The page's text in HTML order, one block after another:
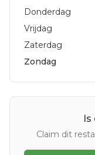
Donderdag
Vrijdag
Zaterdag
Zondag
Is
Claim dit